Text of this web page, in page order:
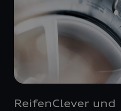
ReifenClever und